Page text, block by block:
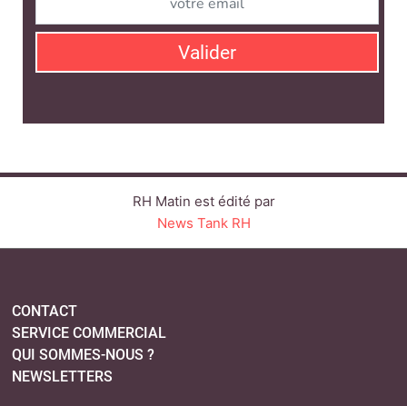
Valider
RH Matin est édité par
News Tank RH
CONTACT
SERVICE COMMERCIAL
QUI SOMMES-NOUS ?
NEWSLETTERS